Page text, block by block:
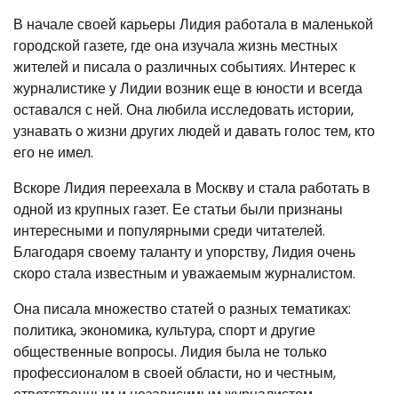
В начале своей карьеры Лидия работала в маленькой
городской газете, где она изучала жизнь местных
жителей и писала о различных событиях. Интерес к
журналистике у Лидии возник еще в юности и всегда
оставался с ней. Она любила исследовать истории,
узнавать о жизни других людей и давать голос тем, кто
его не имел.
Вскоре Лидия переехала в Москву и стала работать в
одной из крупных газет. Ее статьи были признаны
интересными и популярными среди читателей.
Благодаря своему таланту и упорству, Лидия очень
скоро стала известным и уважаемым журналистом.
Она писала множество статей о разных тематиках:
политика, экономика, культура, спорт и другие
общественные вопросы. Лидия была не только
профессионалом в своей области, но и честным,